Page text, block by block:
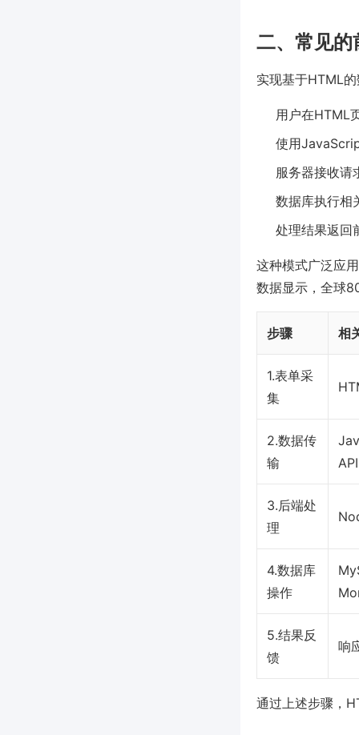
二、常见的
实现基于HTML
用户在HTML
使用
服务器接收请
数据库执行相
处理结果返回
这种模式广泛应
数据显示，全球
步骤 相
1.表单采
集
2.数据传
输
API
3.后端处
理
4.数据库
操作
5.结果反
馈
响
通过上述步骤，